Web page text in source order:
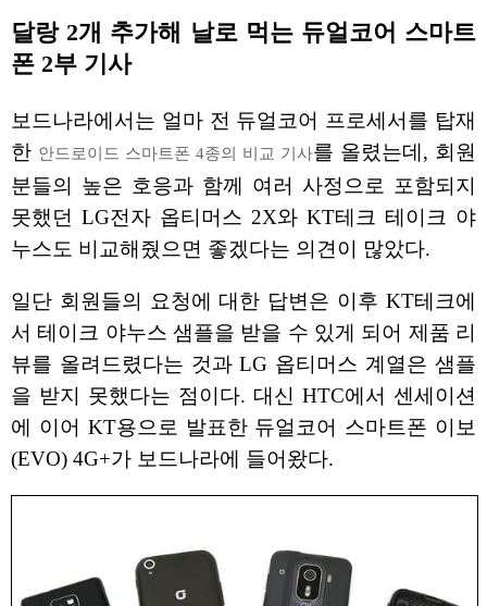
달랑 2개 추가해 날로 먹는 듀얼코어 스마트
폰 2부 기사
보드나라에서는 얼마 전 듀얼코어 프로세서를 탑재
한 안드로이드 스마트폰 4종의 비교 기사를 올렸는데, 회원
분들의 높은 호응과 함께 여러 사정으로 포함되지
못했던 LG전자 옵티머스 2X와 KT테크 테이크 야
누스도 비교해줬으면 좋겠다는 의견이 많았다.
일단 회원들의 요청에 대한 답변은 이후 KT테크에
서 테이크 야누스 샘플을 받을 수 있게 되어 제품 리
뷰를 올려드렸다는 것과 LG 옵티머스 계열은 샘플
을 받지 못했다는 점이다. 대신 HTC에서 센세이션
에 이어 KT용으로 발표한 듀얼코어 스마트폰 이보
(EVO) 4G+가 보드나라에 들어왔다.